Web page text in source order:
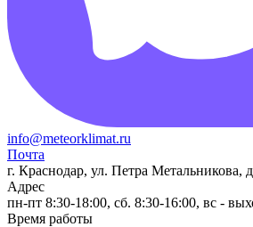
info@meteorklimat.ru
Почта
г. Краснодар, ул. Петра Метальникова,
Адрес
пн-пт 8:30-18:00, сб. 8:30-16:00, вс -
Время работы